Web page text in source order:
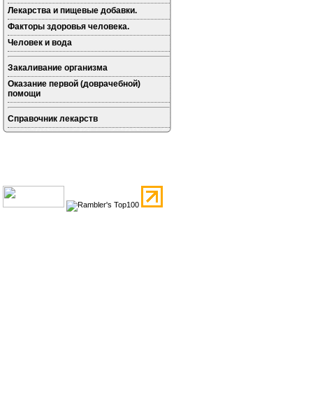
Лекарства и пищевые добавки.
Факторы здоровья человека.
Человек и вода
Закаливание организма
Оказание первой (доврачебной)
помощи
Справочник лекарств